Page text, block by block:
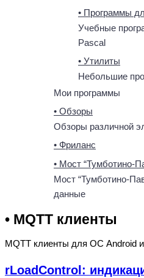
• Программы
Учебные
Pascal
• Утилиты
Небольшие
Мои программы
• Обзоры
Обзоры различной
• Фриланс
• Мост “Тумботино-
Мост “Тумботино-
данные
• MQTT клиенты
MQTT клиенты для ОС Android
rLoadControl: